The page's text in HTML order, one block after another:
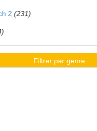
2 (231)
Filtrer par genre